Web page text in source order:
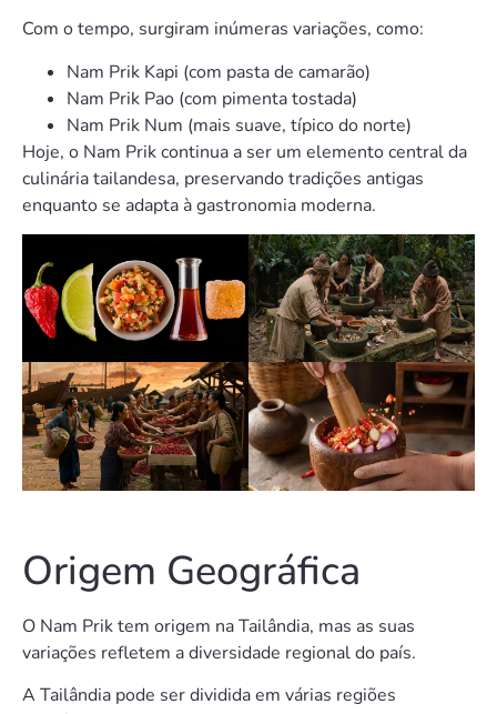
Com o tempo, surgiram inúmeras variações, como:
Nam Prik Kapi (com pasta de camarão)
Nam Prik Pao (com pimenta tostada)
Nam Prik Num (mais suave, típico do norte)
Hoje, o Nam Prik continua a ser um elemento central da
culinária tailandesa, preservando tradições antigas
enquanto se adapta à gastronomia moderna.
Origem Geográfica
O Nam Prik tem origem na Tailândia, mas as suas
variações refletem a diversidade regional do país.
A Tailândia pode ser dividida em várias regiões